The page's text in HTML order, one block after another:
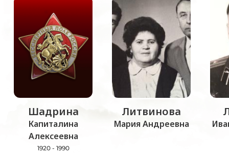
Шадрина
Капиталина
Алексеевна
1920 - 1990
Литвинова
Мария Андреевна